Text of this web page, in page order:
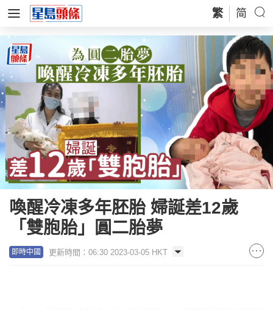
繁 简
喚醒冷凍多年胚胎 婦誕差12歲
「雙胞胎」圓二胎夢
即時中國 更新時間：06:30 2023-03-05 HKT